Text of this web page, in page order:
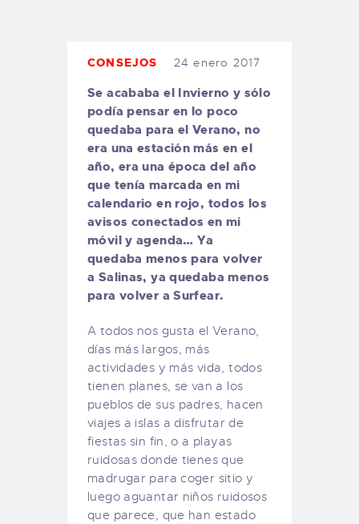
PEDIDOS
CONSEJOS 24 enero 2017
Se acababa el Invierno y sólo
podía pensar en lo poco
quedaba para el Verano, no
era una estación más en el
año, era una época del año
que tenía marcada en mi
calendario en rojo, todos los
avisos conectados en mi
móvil y agenda… Ya
quedaba menos para volver
a Salinas, ya quedaba menos
para volver a Surfear.
A todos nos gusta el Verano,
días más largos, más
actividades y más vida, todos
tienen planes, se van a los
pueblos de sus padres, hacen
viajes a islas a disfrutar de
fiestas sin fin, o a playas
ruidosas donde tienes que
madrugar para coger sitio y
luego aguantar niños ruidosos
que parece, que han estado